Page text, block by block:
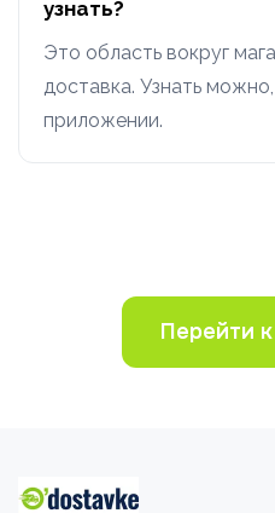
узнать?
Это область вокруг
доставка. Узнать
приложении.
Перейти